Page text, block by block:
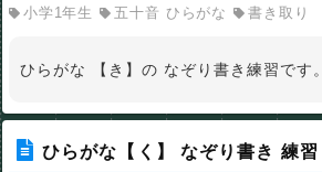
小学1年生 五十音 ひらがな 書き取り
ひらがな 【き】の なぞり書き練習です。
ひらがな【く】 なぞり書き 練習